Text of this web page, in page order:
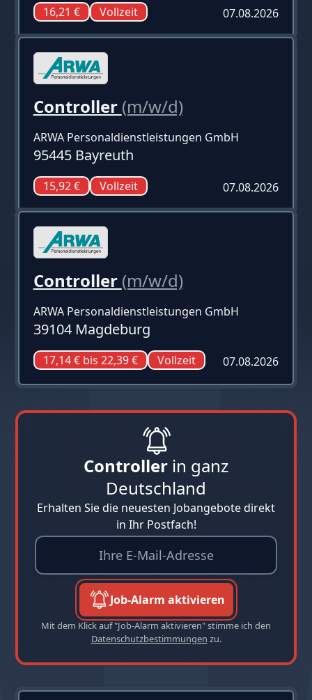
16,21 € Vollzeit 07.08.2026
Controller (m/w/d)
ARWA Personaldienstleistungen GmbH
95445 Bayreuth
15,92 € Vollzeit 07.08.2026
Controller (m/w/d)
ARWA Personaldienstleistungen GmbH
39104 Magdeburg
17,14 € bis 22,39 € Vollzeit 07.08.2026
Controller in ganz
Deutschland
Erhalten Sie die neuesten Jobangebote direkt
in Ihr Postfach!
Job-Alarm aktivieren
Mit dem Klick auf "Job-Alarm aktivieren" stimme ich den
Datenschutzbestimmungen zu.